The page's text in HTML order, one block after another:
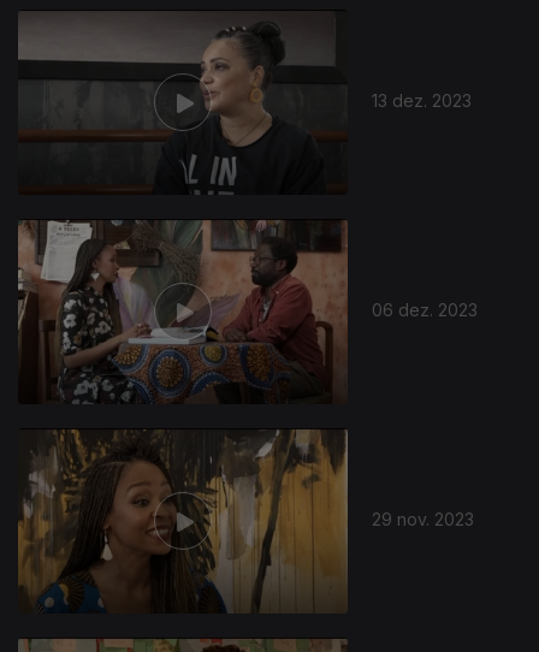
13 dez. 2023
06 dez. 2023
29 nov. 2023